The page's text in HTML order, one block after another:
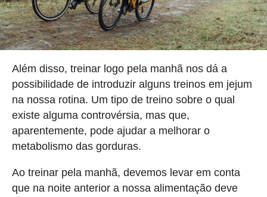
Além disso, treinar logo pela manhã nos dá a
possibilidade de introduzir alguns treinos em jejum
na nossa rotina. Um tipo de treino sobre o qual
existe alguma controvérsia, mas que,
aparentemente, pode ajudar a melhorar o
metabolismo das gorduras.
Ao treinar pela manhã, devemos levar em conta
que na noite anterior a nossa alimentação deve